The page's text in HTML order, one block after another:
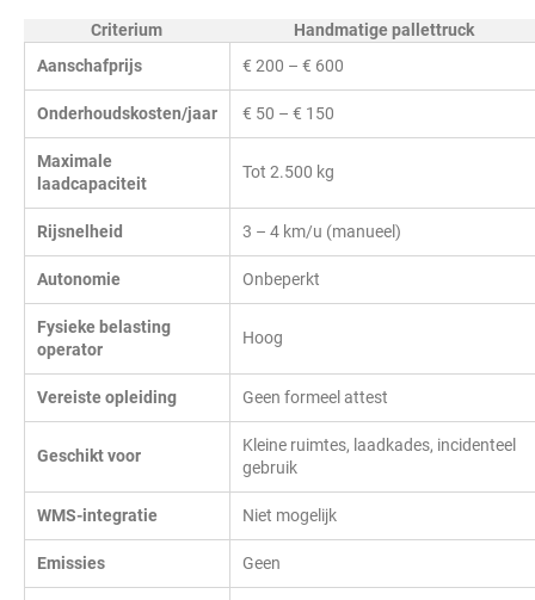
Criterium
Handmatige pallettruck
Aanschafprijs
€ 200 – € 600
Onderhoudskosten/jaar € 50 – € 150
Maximale
laadcapaciteit
Tot 2.500 kg
Rijsnelheid 3 – 4 km/u (manueel)
Autonomie Onbeperkt
Fysieke belasting
operator
Hoog
Vereiste opleiding Geen formeel attest
Geschikt voor
Kleine ruimtes, laadkades, incidenteel
gebruik
WMS-integratie Niet mogelijk
Emissies Geen